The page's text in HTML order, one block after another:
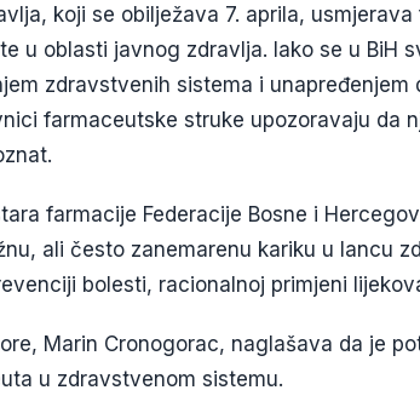
koji se obilježava 7. aprila,
u oblasti javnog zdravlja. Iako se u BiH
zdravstvenih sistema i
farmaceutske struke upozoravaju da
farmacije Federacije Bosne i
ali često zanemarenu kariku u lancu
bolesti, racionalnoj primjeni
Marin Cronogorac, naglašava da je
u zdravstvenom sistemu.